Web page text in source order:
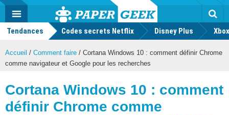
Actu
geek
MENU
Tendances Codes secrets Netflix Disney Plus
Accueil / Comment faire / Cortana Windows 10 : comment définir Chrome
comme navigateur et Google pour les recherches
Cortana Windows 10 : comment
définir Chrome comme
Mode
FacebookTwitter Youtube